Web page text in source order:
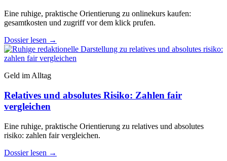
Eine ruhige, praktische Orientierung zu onlinekurs kaufen:
gesamtkosten und zugriff vor dem klick prufen.
Dossier lesen →
Geld im Alltag
Relatives und absolutes Risiko: Zahlen fair
vergleichen
Eine ruhige, praktische Orientierung zu relatives und absolutes
risiko: zahlen fair vergleichen.
Dossier lesen →